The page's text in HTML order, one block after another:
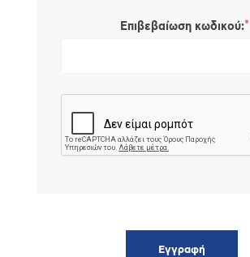
Επιβεβαίωση κωδικού:*